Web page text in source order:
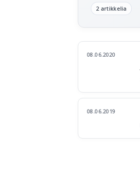
2 artikkelia
08.06.2020
08.06.2019